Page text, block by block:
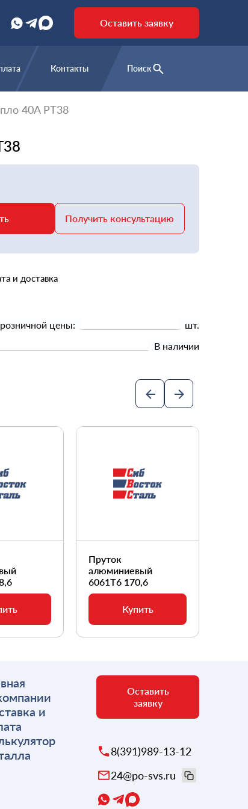
Оставить заявку
Контакты Поиск
40A PT38
Получить консультацию
и доставка
цены:
шт.
В наличии
Пруток
алюминиевый
6061Т6 170,6
Купить
и
Оставить
заявку
8(391)989-13-12
24@po-svs.ru